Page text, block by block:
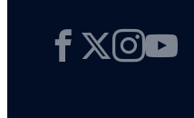
Facebook
X